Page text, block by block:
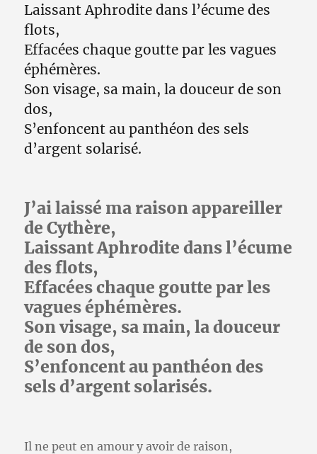
Laissant Aphrodite dans l’écume des
flots,
Effacées chaque goutte par les vagues
éphémères.
Son visage, sa main, la douceur de son
dos,
S’enfoncent au panthéon des sels
d’argent solarisé.
J’ai laissé ma raison appareiller
de Cythère,
Laissant Aphrodite dans l’écume
des flots,
Effacées chaque goutte par les
vagues éphémères.
Son visage, sa main, la douceur
de son dos,
S’enfoncent au panthéon des
sels d’argent solarisés.
Il ne peut en amour y avoir de raison,